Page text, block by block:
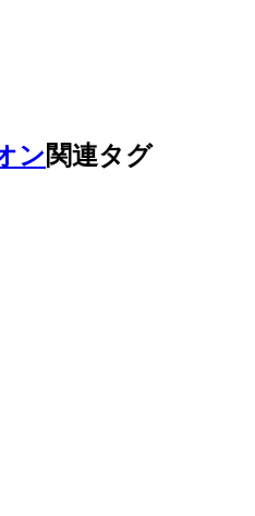
ン関連タグ